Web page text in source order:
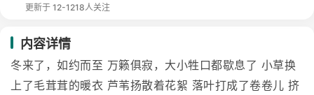
更新于 12-1218人关注
内容详情
冬来了，如约而至 万籁俱寂，大小牲口都歇息了 小草换
上了毛茸茸的暖衣 芦苇扬散着花絮 落叶打成了卷卷儿 挤